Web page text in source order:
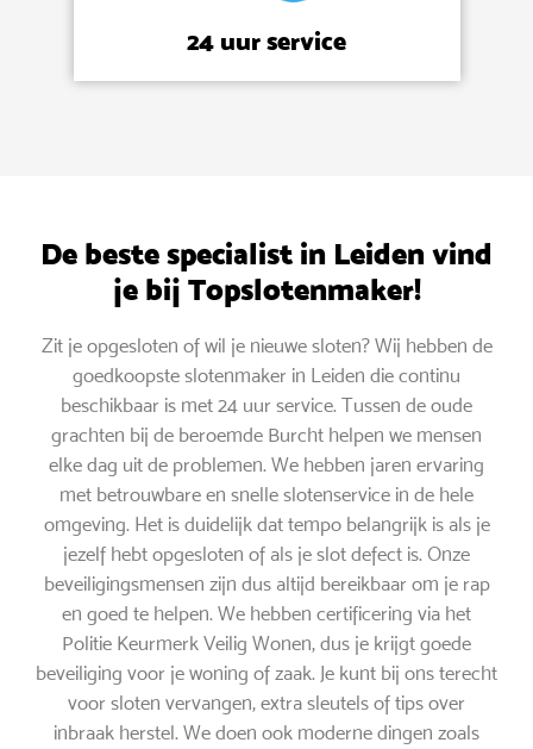
24 uur service
De beste specialist in Leiden vind
je bij Topslotenmaker!
Zit je opgesloten of wil je nieuwe sloten? Wij hebben de
goedkoopste slotenmaker in Leiden die continu
beschikbaar is met 24 uur service. Tussen de oude
grachten bij de beroemde Burcht helpen we mensen
elke dag uit de problemen. We hebben jaren ervaring
met betrouwbare en snelle slotenservice in de hele
omgeving. Het is duidelijk dat tempo belangrijk is als je
jezelf hebt opgesloten of als je slot defect is. Onze
beveiligingsmensen zijn dus altijd bereikbaar om je rap
en goed te helpen. We hebben certificering via het
Politie Keurmerk Veilig Wonen, dus je krijgt goede
beveiliging voor je woning of zaak. Je kunt bij ons terecht
voor sloten vervangen, extra sleutels of tips over
inbraak herstel. We doen ook moderne dingen zoals